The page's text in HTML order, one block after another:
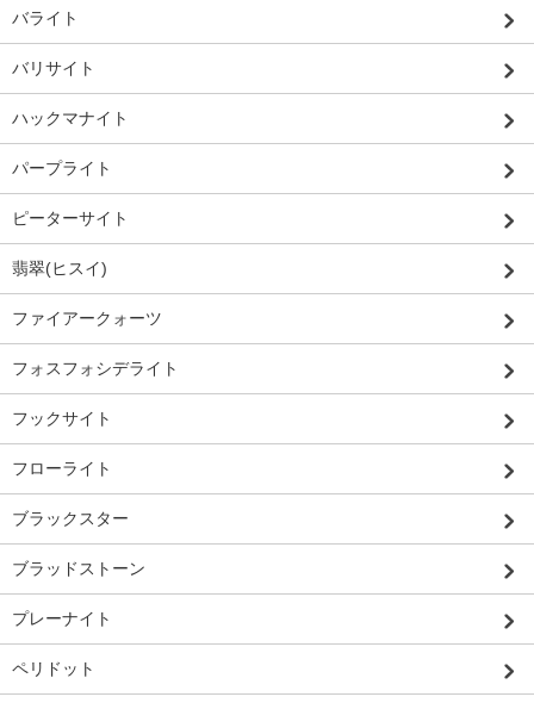
バライト
バリサイト
ハックマナイト
パープライト
ピーターサイト
翡翠(ヒスイ)
ファイアークォーツ
フォスフォシデライト
フックサイト
フローライト
ブラックスター
ブラッドストーン
プレーナイト
ペリドット